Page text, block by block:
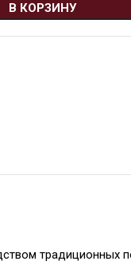
В КОРЗИНУ
традиционных